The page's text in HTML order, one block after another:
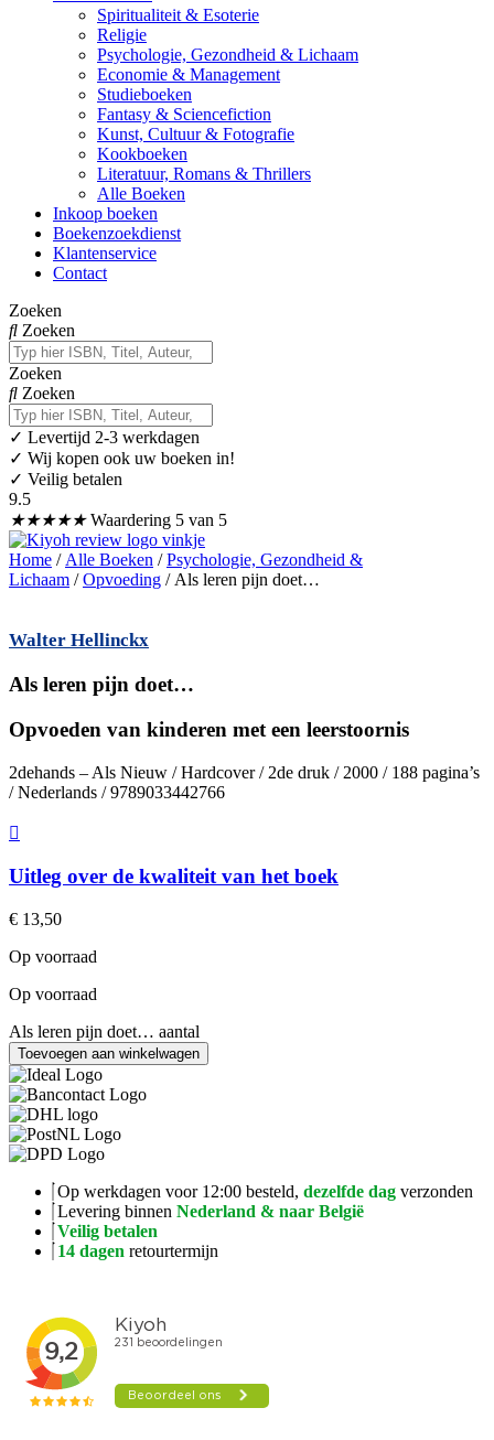
Spiritualiteit & Esoterie
Religie
Psychologie, Gezondheid & Lichaam
Economie & Management
Studieboeken
Fantasy & Sciencefiction
Kunst, Cultuur & Fotografie
Kookboeken
Literatuur, Romans & Thrillers
Alle Boeken
Inkoop boeken
Boekenzoekdienst
Klantenservice
Contact
Zoeken
Zoeken
Zoeken
Zoeken
✓ Levertijd 2-3 werkdagen
✓ Wij kopen ook uw boeken in!
✓ Veilig betalen
9.5
★★★★★ Waardering 5 van 5
Home / Alle Boeken /Psychologie, Gezondheid &
Lichaam /Opvoeding / Als leren pijn doet…
Walter Hellinckx
Als leren pijn doet…
Opvoeden van kinderen met een leerstoornis
2dehands – Als Nieuw / Hardcover / 2de druk / 2000 / 188 pagina’s
/ Nederlands / 9789033442766
Uitleg over de kwaliteit van het boek
€ 13,50
Op voorraad
Op voorraad
Als leren pijn doet… aantal
Toevoegen aan winkelwagen
Op werkdagen voor 12:00 besteld, dezelfde dag verzonden
Levering binnen Nederland & naar België
Veilig betalen
14 dagen retourtermijn